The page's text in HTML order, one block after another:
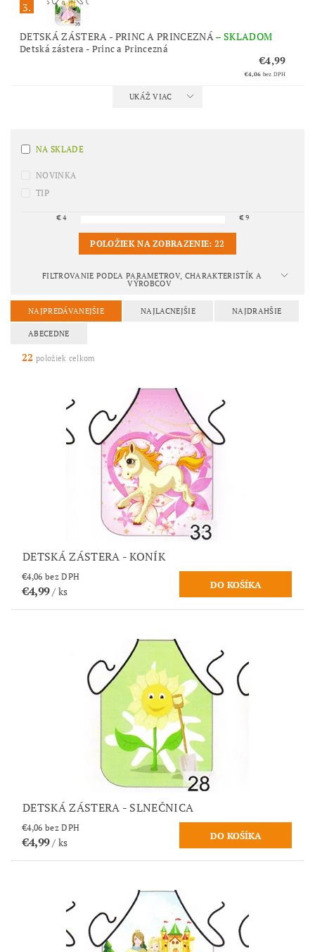
3.
DETSKÁ ZÁSTERA - PRINC A PRINCEZNÁ– SKLADOM
Detská zástera - Princ a Princezná
€4,99
€4,06 bez DPH
UKÁŽ VIAC
NA SKLADE
NOVINKA
TIP
€4 €9
POLOŽIEK NA ZOBRAZENIE:22
FILTROVANIE PODĽA PARAMETROV, CHARAKTERISTÍK A
VÝROBCOV
NAJPREDÁVANEJŠIE NAJLACNEJŠIE NAJDRAHŠIE
ABECEDNE
22 položiek celkom
DETSKÁ ZÁSTERA - KONÍK
€4,06 bez DPH
€4,99/ ks
DETSKÁ ZÁSTERA - SLNEČNICA
€4,06 bez DPH
€4,99/ ks